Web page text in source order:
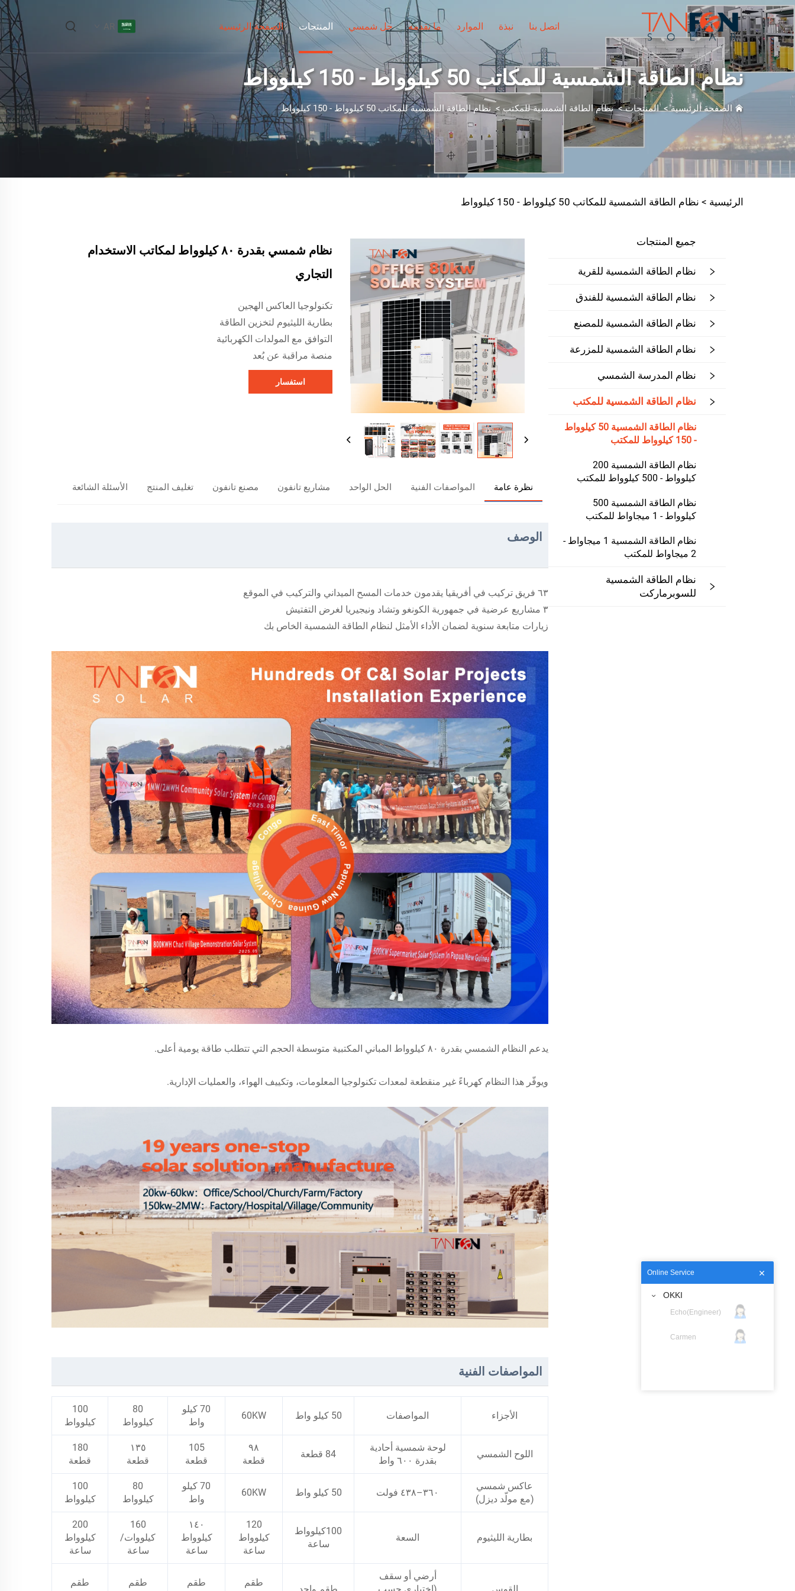
الصفحة الرئيسية المنتجات حل شمسي ما نقدمه الموارد نبذة اتصل بنا AR
نظام الطاقة الشمسية للمكاتب 50 كيلوواط - 150 كيلوواط
الصفحة الرئيسية>المنتجات>نظام الطاقة الشمسية للمكتب > نظام الطاقة الشمسية للمكاتب 50 كيلوواط - 150 كيلوواط
الرئيسية > نظام الطاقة الشمسية للمكاتب 50 كيلوواط - 150 كيلوواط
جميع المنتجات
نظام الطاقة الشمسية للقرية
نظام الطاقة الشمسية للفندق
نظام الطاقة الشمسية للمصنع
نظام الطاقة الشمسية للمزرعة
نظام المدرسة الشمسي
نظام الطاقة الشمسية للمكتب
نظام الطاقة الشمسية 50 كيلوواط
- 150 كيلوواط للمكتب
نظام الطاقة الشمسية 200
كيلوواط - 500 كيلوواط للمكتب
نظام الطاقة الشمسية 500
كيلوواط - 1 ميجاواط للمكتب
نظام الطاقة الشمسية 1 ميجاواط -
2 ميجاواط للمكتب
نظام الطاقة الشمسية
للسوبرماركت
نظام شمسي بقدرة ٨٠ كيلوواط لمكاتب الاستخدام
التجاري
تكنولوجيا العاكس الهجين
بطارية الليثيوم لتخزين الطاقة
التوافق مع المولدات الكهربائية
منصة مراقبة عن بُعد
استفسار
نظرة عامة المواصفات الفنية الحل الواحد مشاريع تانفون مصنع تانفون تغليف المنتج الأسئلة الشائعة
الوصف
٦٣ فريق تركيب في أفريقيا يقدمون خدمات المسح الميداني والتركيب في الموقع
٣ مشاريع عرضية في جمهورية الكونغو وتشاد ونيجيريا لغرض التفتيش
زيارات متابعة سنوية لضمان الأداء الأمثل لنظام الطاقة الشمسية الخاص بك
يدعم النظام الشمسي بقدرة ٨٠ كيلوواط المباني المكتبية متوسطة الحجم التي تتطلب طاقة يومية أعلى.
ويوفّر هذا النظام كهرباءً غير منقطعة لمعدات تكنولوجيا المعلومات، وتكييف الهواء، والعمليات الإدارية.
المواصفات الفنية
الأجزاء المواصفات 50 كيلو واط 60KW
70 كيلو
واط
80
كيلوواط
100
كيلوواط
اللوح الشمسي
لوحة شمسية أحادية
بقدرة ٦٠٠ واط
84 قطعة
٩٨
قطعة
105
قطعة
١٣٥
قطعة
180
قطعة
عاكس شمسي
(مع مولّد ديزل)
٣٦٠–٤٣٨ فولت 50 كيلو واط 60KW
70 كيلو
واط
80
كيلوواط
100
كيلوواط
بطارية الليثيوم السعة
100كيلوواط
ساعة
120
كيلوواط
ساعة
١٤٠
كيلوواط
ساعة
160
كيلووات/
ساعة
200
كيلوواط
ساعة
أرضي أو سقف
طقم
طقم
طقم
طقم
Online Service
OKKI
Echo(Engineer)
Carmen